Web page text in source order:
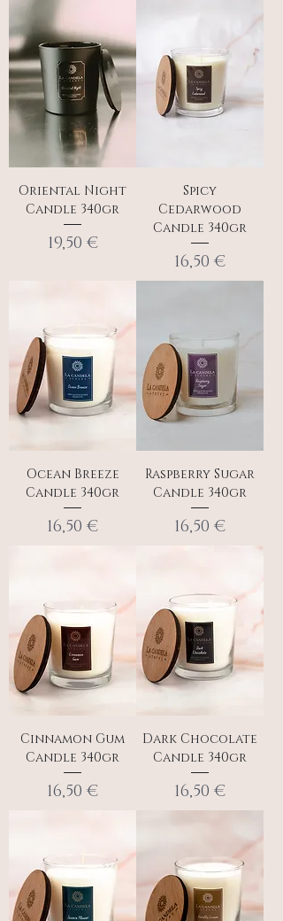
Oriental Night
Candle 340gr
Τιμή
19,50 €
Spicy
Cedarwood
Candle 340gr
Τιμή
16,50 €
Ocean Breeze
Candle 340gr
Τιμή
16,50 €
Raspberry Sugar
Candle 340gr
Τιμή
16,50 €
Cinnamon Gum
Candle 340gr
Τιμή
16,50 €
Dark Chocolate
Candle 340gr
Τιμή
16,50 €